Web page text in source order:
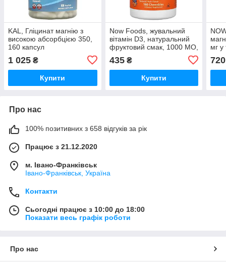
KAL, Гліцинат магнію з
високою абсорбцією 350,
160 капсул
1 025 ₴
Купити
Now Foods, жувальний
вітамін D3, натуральний
фруктовий смак, 1000 МО,
180 жувальних таблеток
435₴
Купити
мг у
720
Про нас
100% позитивних з 658 відгуків за рік
Працює з 21.12.2020
м. Івано-Франківськ
Івано-Франківськ, Україна
Контакти
Сьогодні працює з 10:00 до 18:00
Показати весь графік роботи
Про нас